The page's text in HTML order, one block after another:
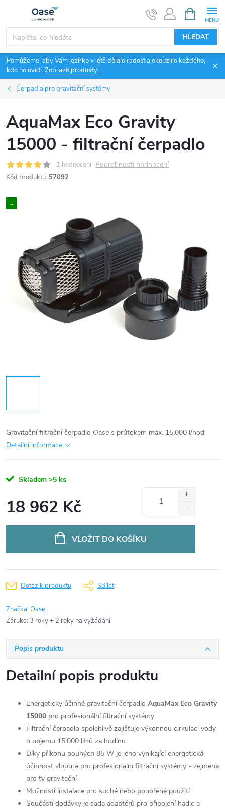
obsah
HLEDAT
NÁKUPNÍ
KOŠÍK
Pomůžeme, aby Vám jezírko v létě dělalo radost a okouzlilo každého,
kdo ho uvidí.Zobrazit produkty!
Čerpadla pro gravitační systémy
AquaMax Eco Gravity
15000 - filtrační čerpadlo
1 hodnocení Podrobnosti hodnocení
Kód produktu: 57092
..
Gravitační filtrační čerpadlo Oase s průtokem max. 15.000 l/hod
Detailní informace
Skladem >5 ks
18 962 Kč
VLOŽIT DO KOŠÍKU
Dotaz k produktu Sdílet
Značka:Oase
Záruka: 3 roky + 2 roky na vyžádání
Popis produktu
Detailní popis produktu
Energeticky účinné gravitační čerpadlo AquaMax Eco Gravity
15000 pro profesionální filtrační systémy
Filtrační čerpadlo spolehlivě zajišťuje výkonnou cirkulaci vody
o objemu 15.000 litrů za hodinu
Díky příkonu pouhých 85 W je jeho vynikající energetická
účinnost vhodná pro profesionální filtrační systémy - zejména
pro ty gravitační
Možnosti instalace pro suché nebo ponořené použití
Součástí dodávky je sada adaptérů pro připojení hadic a